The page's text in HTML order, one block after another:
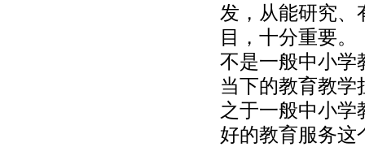
发，从能研究、
目，十分重要
不是一般中小学
当下的教育教
之于一般中小
好的教育服务这